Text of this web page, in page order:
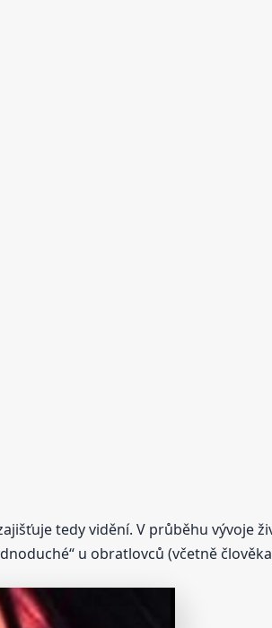
tedy vidění. V průběhu vývoje
u obratlovců (včetně